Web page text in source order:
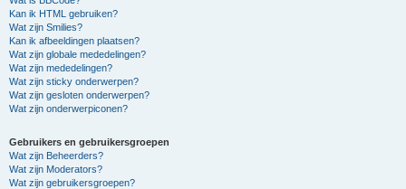
Kan ik HTML gebruiken?
Wat zijn Smilies?
Kan ik afbeeldingen plaatsen?
Wat zijn globale mededelingen?
Wat zijn mededelingen?
Wat zijn sticky onderwerpen?
Wat zijn gesloten onderwerpen?
Wat zijn onderwerpiconen?
Gebruikers en gebruikersgroepen
Wat zijn Beheerders?
Wat zijn Moderators?
Wat zijn gebruikersgroepen?